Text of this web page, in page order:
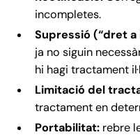
incompletes.
Supressió (“dret a
ja no siguin
hi hagi tractament
Limitació del
tractament en
Portabilitat: rebre